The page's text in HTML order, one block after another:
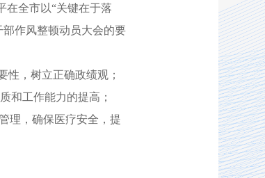
在全市以“关键在于落
作风整顿动员大会的要
性，树立正确政绩观；
和工作能力的提高；
理，确保医疗安全，提